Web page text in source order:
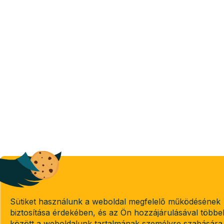
Sütiket használunk a weboldal megfelelő működésének
biztosítása érdekében, és az Ön hozzájárulásával